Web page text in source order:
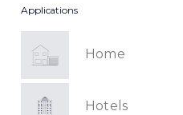
Applications
Home
Hotels